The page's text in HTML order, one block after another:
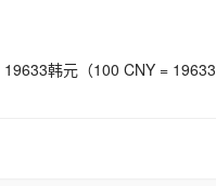
韩元（100 CNY = 19633